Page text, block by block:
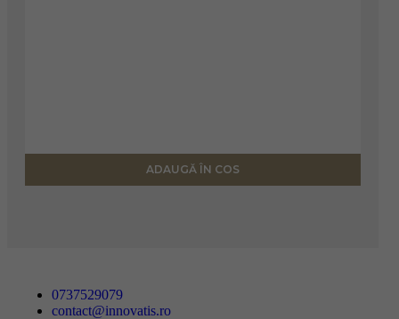
ADAUGĂ ÎN COS
0737529079
contact@innovatis.ro